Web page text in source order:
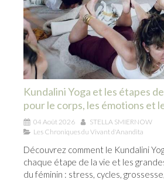
Kundalini Yoga et les étapes
pour le corps, les émotions et
04 Août 2026
STELLA SMIERNOW
Les Chroniques du Vivant d'Anandita
Découvrez comment le Kundalini
chaque étape de la vie et les
du féminin : stress, cycles,